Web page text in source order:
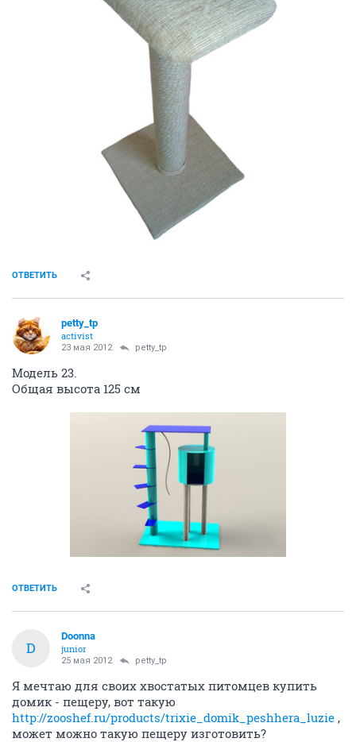
ОТВЕТИТЬ
petty_tp
activist
23 мая 2012 petty_tp
Модель 23.
Общая высота 125 см
ОТВЕТИТЬ
D
Doonna
junior
25 мая 2012 petty_tp
Я мечтаю для своих хвостатых питомцев купить
домик - пещеру, вот такую
http://zooshef.ru/products/trixie_domik_peshhera_luzie ,
может можно такую пещеру изготовить?